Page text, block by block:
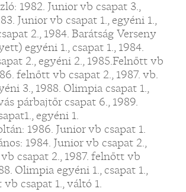
1982. Junior vb csapat 3.,
Junior vb csapat 1., egyéni 1.,
2., 1984. Barátság Verseny
egyéni 1., csapat 1., 1984.
2., egyéni 2., 1985.Felnőtt vb
felnőtt vb csapat 2., 1987. vb.
3., 1988. Olimpia csapat 1.,
párbajtőr csapat 6., 1989.
egyéni 1.
1986. Junior vb csapat 1.
1984. Junior vb csapat 2.,
csapat 2., 1987. felnőtt vb
Olimpia egyéni 1., csapat 1.,
csapat 1., váltó 1.